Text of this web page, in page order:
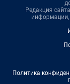
Редакция
информации,
Политика